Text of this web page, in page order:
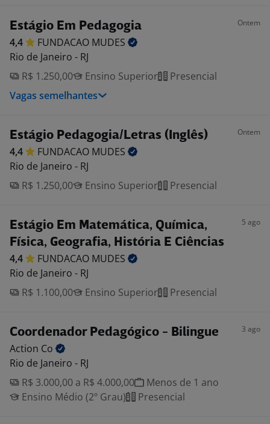
Estágio Em Pedagogia Ontem
4,4 FUNDACAO MUDES
Rio de Janeiro - RJ
R$ 1.250,00
Ensino Superior
Presencial
Vagas semelhantes
Estágio Pedagogia/Letras (Inglês) Ontem
4,4 FUNDACAO MUDES
Rio de Janeiro - RJ
R$ 1.250,00
Ensino Superior Presencial
Estágio Em Matemática, Química,
Física, Geografia, História E Ciências
5 ago
4,4 FUNDACAO MUDES
Rio de Janeiro - RJ
R$ 1.100,00
Ensino Superior Presencial
Coordenador Pedagógico - Bilingue 3 ago
Action Co
Rio de Janeiro - RJ
R$ 3.000,00 a R$ 4.000,00
Menos de 1 ano
Ensino Médio (2º Grau)
Presencial